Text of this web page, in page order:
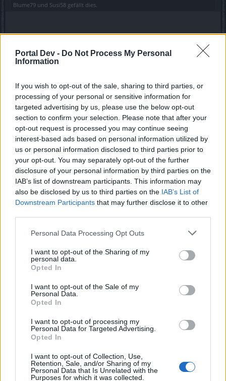
Portal Dev - Do Not Process My Personal
Information
If you wish to opt-out of the sale, sharing to third parties, or
processing of your personal or sensitive information for
targeted advertising by us, please use the below opt-out
section to confirm your selection. Please note that after your
opt-out request is processed you may continue seeing
interest-based ads based on personal information utilized by
us or personal information disclosed to third parties prior to
your opt-out. You may separately opt-out of the further
disclosure of your personal information by third parties on the
IAB’s list of downstream participants. This information may
also be disclosed by us to third parties on the IAB’s List of
Downstream Participants that may further disclose it to other
Personal Data Processing Opt Outs
I want to opt-out of the Sharing of my
personal data.
Opted In
I want to opt-out of the Sale of my
Personal Data.
Opted In
I want to opt-out of processing my
Personal Data for Targeted Advertising.
Opted In
I want to opt-out of Collection, Use,
Retention, Sale, and/or Sharing of my
Personal Data that Is Unrelated with the
Purposes for which it was collected.
Blume79 und Susi58 gefällt dies.
Da frage ich mich doch: wieso "nicht mehr "?
Zitat von Susi58: ↑
Evtl. ein Uralt-Relikt,dass selbst den eingefleischtesten unter uns
nichts mehr sagt,
welches den Weg wieder zurück in´s Game gefunden hat!?
Zitat von Bloodreyna:
In der Tat...ich denk jetzt besser gar nimmer drüber nach...die Wege
des Herrn sind halt unergründlich...
in Discord gab es eine Spieler Nachricht, das es wohl ein
Das würde auch erklären warum es bei höheren Level nicht
auftaucht.